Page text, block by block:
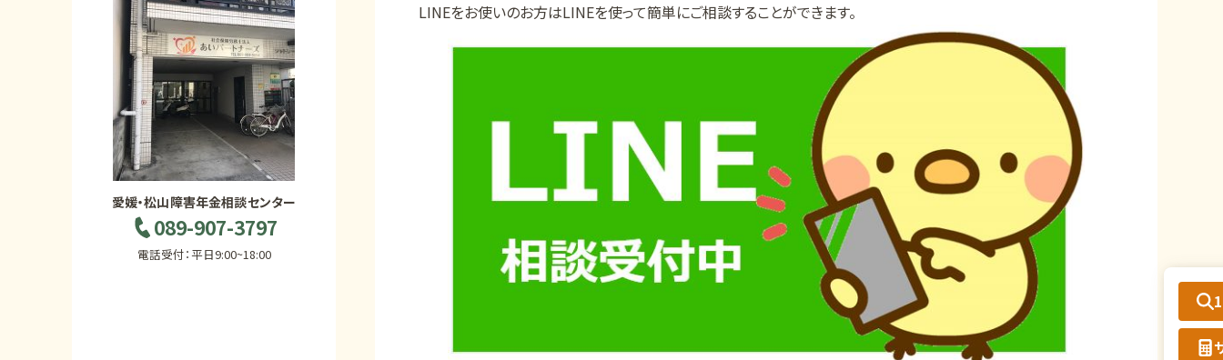
LINEをお使いのお方はLINEを使って簡単にご相談することができます。
愛媛・松山障害年金相談センター
089-907-3797
電話受付：平日9:00~18:00